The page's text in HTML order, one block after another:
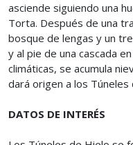
asciende siguiendo una
Torta. Después de una
bosque de lengas y un
y al pie de una cascada
climáticas, se acumula
dará origen a los Túneles
DATOS DE INTERÉS